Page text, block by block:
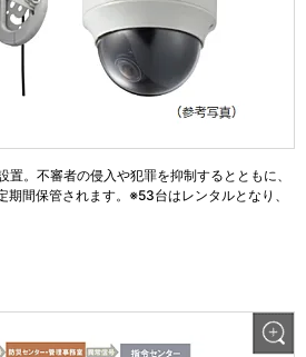
。不審者の侵入や犯罪を抑制するとともに、
間保管されます。※53台はレンタルとなり、